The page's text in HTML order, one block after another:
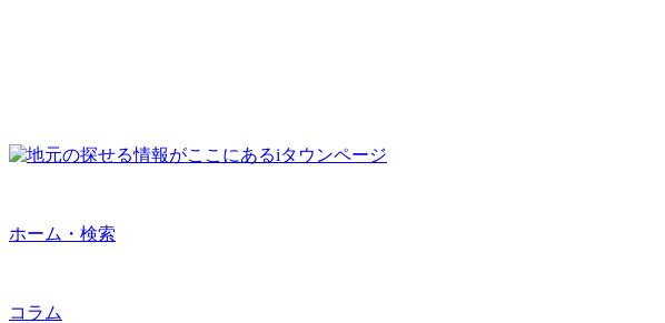
ホーム・検索
コラム